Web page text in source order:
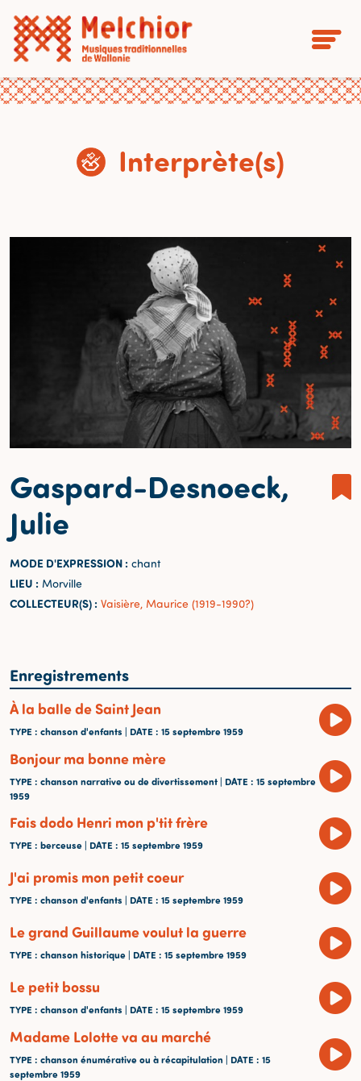
Interprète(s)
Gaspard-Desnoeck,
Julie
MODE D'EXPRESSION : chant
LIEU : Morville
COLLECTEUR(S) : Vaisière, Maurice (1919-1990?)
Enregistrements
À la balle de Saint Jean
TYPE : chanson d'enfants | DATE : 15 septembre 1959
Bonjour ma bonne mère
TYPE : chanson narrative ou de divertissement | DATE : 15 septembre
1959
Fais dodo Henri mon p'tit frère
TYPE : berceuse | DATE : 15 septembre 1959
J'ai promis mon petit coeur
TYPE : chanson d'enfants | DATE : 15 septembre 1959
Le grand Guillaume voulut la guerre
TYPE : chanson historique | DATE : 15 septembre 1959
Le petit bossu
TYPE : chanson d'enfants | DATE : 15 septembre 1959
Madame Lolotte va au marché
TYPE : chanson énumérative ou à récapitulation | DATE : 15
septembre 1959